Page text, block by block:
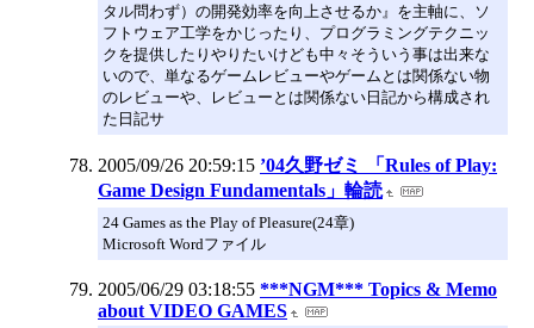
タル問わず）の開発効率を向上させるか』を主軸に、ソ
フトウェア工学をかじったり、プログラミングテクニッ
クを提供したりやりたいけども中々そういう事は出来な
いので、単なるゲームレビューやゲームとは関係ない物
のレビューや、レビューとは関係ない日記から構成され
た日記サ
2005/09/26 20:59:15 ’04久野ゼミ 「Rules of Play:
Game Design Fundamentals」輪読
24 Games as the Play of Pleasure(24章)
Microsoft Wordファイル
2005/06/29 03:18:55 ***NGM*** Topics & Memo
about VIDEO GAMES